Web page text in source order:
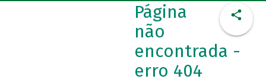
Página
não
encontrada -
erro 404